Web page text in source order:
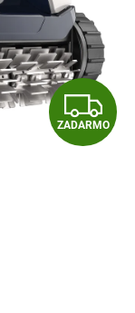
Z
A
ZADARMO